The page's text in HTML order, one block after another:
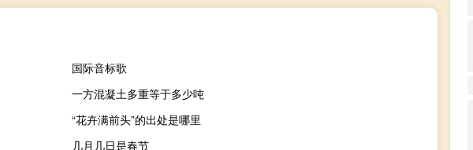
国际音标歌
一方混凝土多重等于多少吨
“花卉满前头”的出处是哪里
几月几日是春节